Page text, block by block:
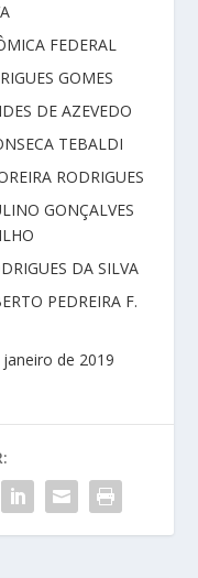
FEDERAL
GOMES
DE AZEVEDO
TEBALDI
RODRIGUES
GONÇALVES
DA SILVA
PEDREIRA F.
de 2019